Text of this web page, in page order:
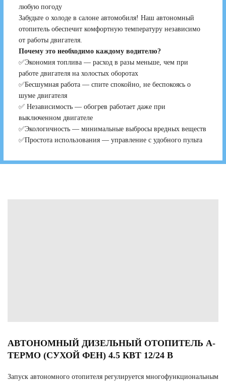
любую погоду
Забудьте о холоде в салоне автомобиля! Наш автономный
отопитель обеспечит комфортную температуру независимо
от работы двигателя.
Почему это необходимо каждому водителю?
✅Экономия топлива — расход в разы меньше, чем при
работе двигателя на холостых оборотах
✅Бесшумная работа — спите спокойно, не беспокоясь о
шуме двигателя
✅ Независимость — обогрев работает даже при
выключенном двигателе
✅Экологичность — минимальные выбросы вредных веществ
✅Простота использования — управление с удобного пульта
АВТОНОМНЫЙ ДИЗЕЛЬНЫЙ ОТОПИТЕЛЬ А-
ТЕРМО (СУХОЙ ФЕН) 4.5 КВТ 12/24 В
Запуск автономного отопителя регулируется многофункциональным